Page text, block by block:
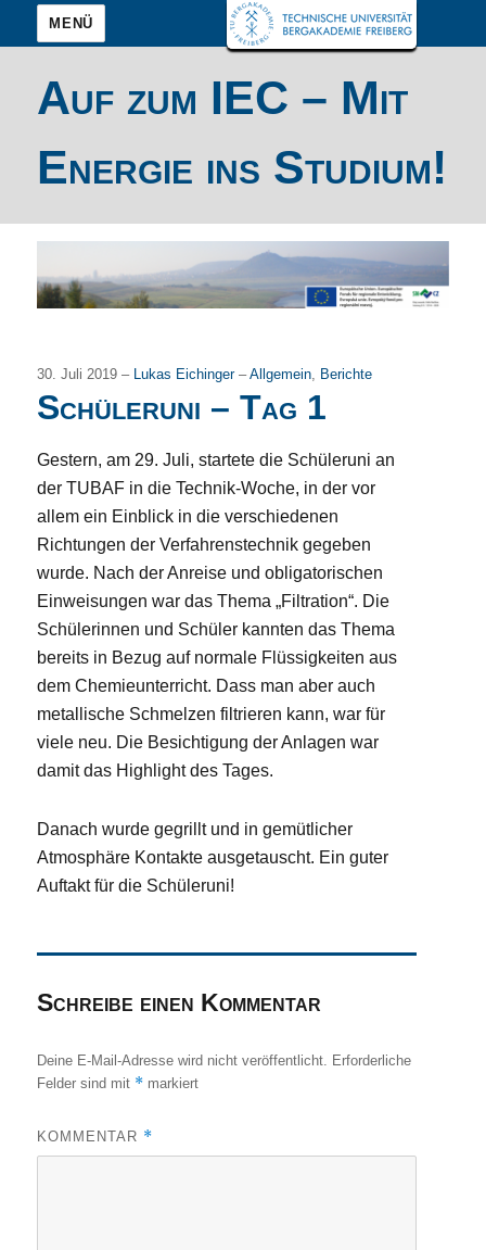
MENÜ
Auf zum IEC – Mit
Energie ins Studium!
30. Juli 2019 – Lukas Eichinger–Allgemein, Berichte
Schüleruni – Tag 1
Gestern, am 29. Juli, startete die Schüleruni an
der TUBAF in die Technik-Woche, in der vor
allem ein Einblick in die verschiedenen
Richtungen der Verfahrenstechnik gegeben
wurde. Nach der Anreise und obligatorischen
Einweisungen war das Thema „Filtration“. Die
Schülerinnen und Schüler kannten das Thema
bereits in Bezug auf normale Flüssigkeiten aus
dem Chemieunterricht. Dass man aber auch
metallische Schmelzen filtrieren kann, war für
viele neu. Die Besichtigung der Anlagen war
damit das Highlight des Tages.
Danach wurde gegrillt und in gemütlicher
Atmosphäre Kontakte ausgetauscht. Ein guter
Auftakt für die Schüleruni!
Schreibe einen Kommentar
Deine E-Mail-Adresse wird nicht veröffentlicht. Erforderliche
Felder sind mit * markiert
KOMMENTAR *